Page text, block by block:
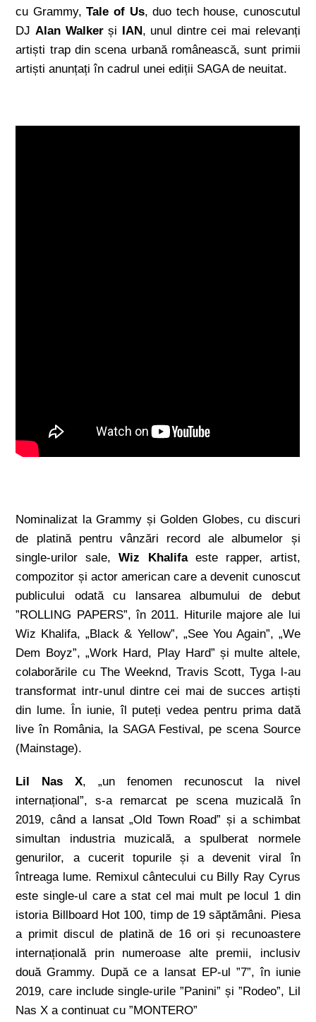
cu Grammy,Tale of Us, duo tech house, cunoscutul
DJ Alan Walkerși IAN, unul dintre cei mai relevanți
artiști trap din scena urbană românească, sunt primii
artiști anunțați în cadrul unei ediții SAGA de neuitat.
Nominalizat la Grammy și Golden Globes, cu discuri
de platină pentru vânzări record ale albumelor și
single-urilor sale,Wiz Khalifaeste rapper, artist,
compozitor și actor american care a devenit cunoscut
publicului odată cu lansarea albumului de debut
”ROLLING PAPERS”, în 2011. Hiturile majore ale lui
Wiz Khalifa, „Black & Yellow”, „See You Again”, „We
Dem Boyz”, „Work Hard, Play Hard” și multe altele,
colaborările cu The Weeknd, Travis Scott, Tyga l-au
transformat intr-unul dintre cei mai de succes artiști
din lume. În iunie, îl puteți vedea pentru prima dată
live în România, la SAGA Festival, pe scena Source
(Mainstage).
Lil Nas X, „un fenomen recunoscut la nivel
internațional”, s-a remarcat pe scena muzicală în
2019, când a lansat „Old Town Road” și a schimbat
simultan industria muzicală, a spulberat normele
genurilor, a cucerit topurile și a devenit viral în
întreaga lume. Remixul cântecului cu Billy Ray Cyrus
este single-ul care a stat cel mai mult pe locul 1 din
istoria Billboard Hot 100, timp de 19 săptămâni. Piesa
a primit discul de platină de 16 ori și recunoastere
internațională prin numeroase alte premii, inclusiv
două Grammy. După ce a lansat EP-ul ”7”, în iunie
2019, care include single-urile ”Panini” și ”Rodeo”, Lil
Nas X a continuat cu ”MONTERO”